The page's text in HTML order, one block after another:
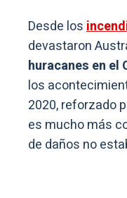
Desde los
devastaron
huracanes en el
los
2020, reforzado
es mucho más
de daños no